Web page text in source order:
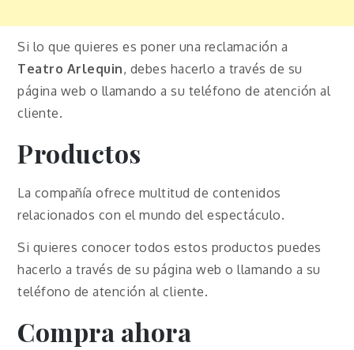
Si lo que quieres es poner una reclamación a
Teatro Arlequin, debes hacerlo a través de su
página web o llamando a su teléfono de atención al
cliente.
Productos
La compañía ofrece multitud de contenidos
relacionados con el mundo del espectáculo.
Si quieres conocer todos estos productos puedes
hacerlo a través de su página web o llamando a su
teléfono de atención al cliente.
Compra ahora